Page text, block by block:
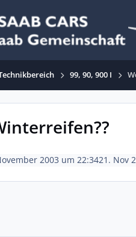
99, 90, 900 I
2003 um 22:3421. Nov